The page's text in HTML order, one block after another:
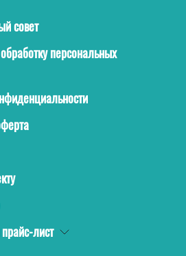
совет
персональных
лист